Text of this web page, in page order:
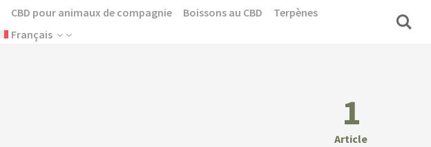
CBD pour animaux de compagnie Boissons au CBD
Terpènes
Français
1
Article